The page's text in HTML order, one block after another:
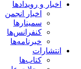
اخبار و رویدادها
اخبار انجمن
سمینارها
کنفرانس‌ها
خبرنامه‌ها
انتشارات
کتاب‌ها